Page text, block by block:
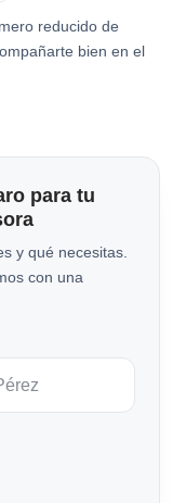
reducido de
bien en el
para tu
y qué necesitas.
con una